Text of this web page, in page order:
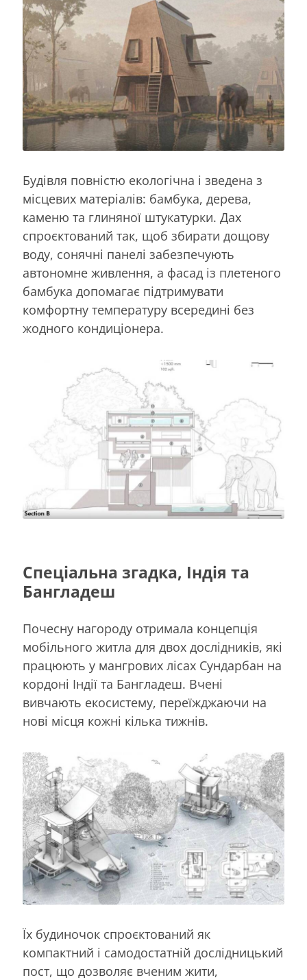
Будівля повністю екологічна і зведена з
місцевих матеріалів: бамбука, дерева,
каменю та глиняної штукатурки. Дах
спроєктований так, щоб збирати дощову
воду, сонячні панелі забезпечують
автономне живлення, а фасад із плетеного
бамбука допомагає підтримувати
комфортну температуру всередині без
жодного кондиціонера.
Спеціальна згадка, Індія та
Бангладеш
Почесну нагороду отримала концепція
мобільного житла для двох дослідників, які
працюють у мангрових лісах Сундарбан на
кордоні Індії та Бангладеш. Вчені
вивчають екосистему, переїжджаючи на
нові місця кожні кілька тижнів.
Їх будиночок спроєктований як
компактний і самодостатній дослідницький
пост, що дозволяє вченим жити,